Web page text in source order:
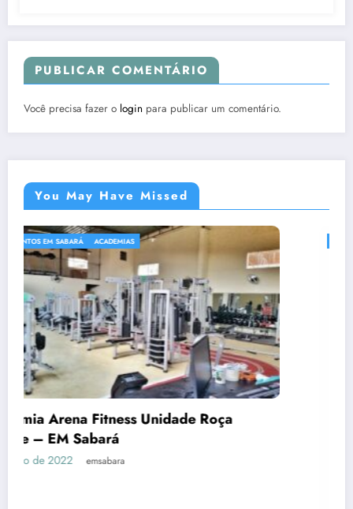
PUBLICAR COMENTÁRIO
Você precisa fazer o login para publicar um comentário.
You May Have Missed
ACADEMIAS